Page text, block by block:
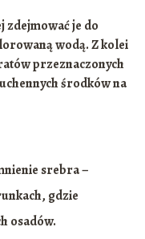
zdejmować je do
wodą. Z kolei
przeznaczonych
środków na
srebra –
gdzie
osadów.